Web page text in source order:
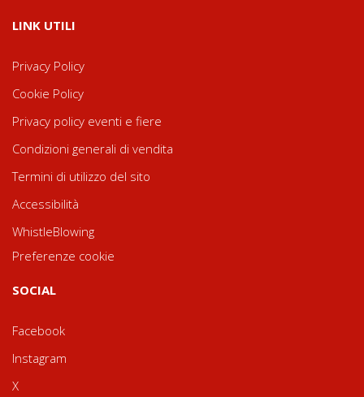
LINK UTILI
Privacy Policy
Cookie Policy
Privacy policy eventi e fiere
Condizioni generali di vendita
Termini di utilizzo del sito
Accessibilità
WhistleBlowing
Preferenze cookie
SOCIAL
Facebook
Instagram
X